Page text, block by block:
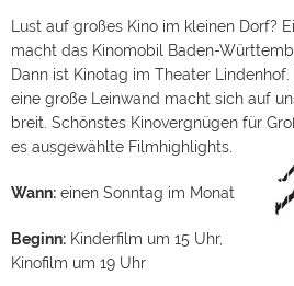
Lust auf großes Kino im kleinen Dorf?
macht das Kinomobil Baden-
Dann ist Kinotag im Theater
eine große Leinwand macht sich auf
breit. Schönstes Kinovergnügen für
es ausgewählte Filmhighlights.
Wann: einen Sonntag im Monat
Beginn: Kinderfilm um 15 Uhr,
Kinofilm um 19 Uhr